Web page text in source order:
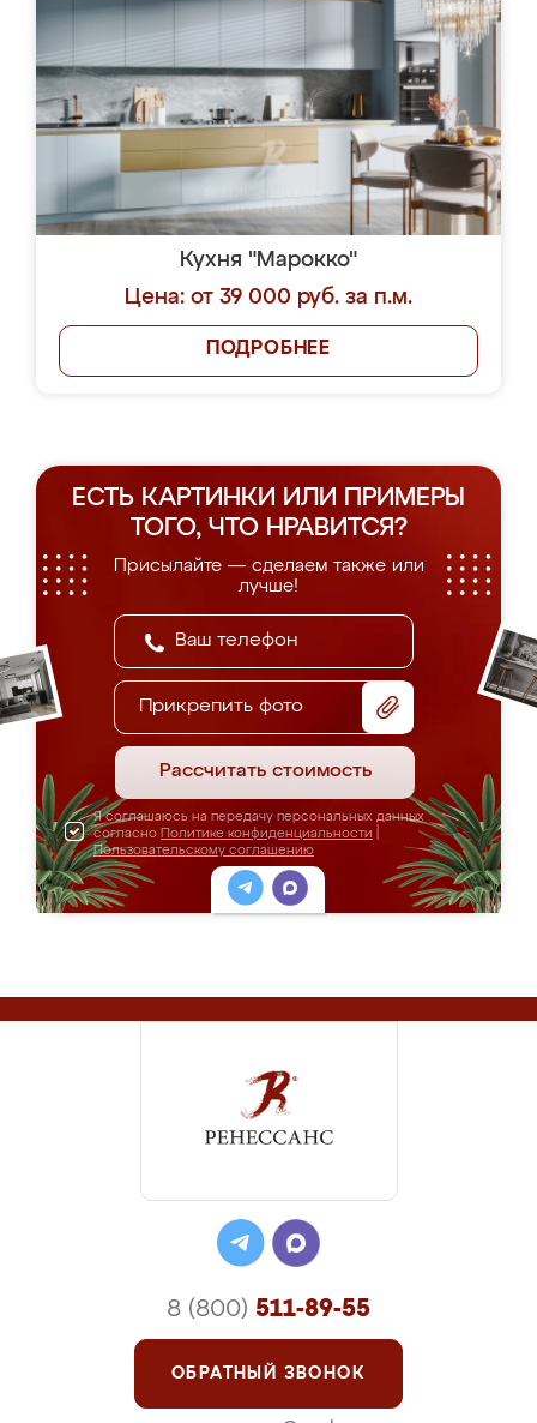
Кухня "Марокко"
Цена: от 39 000 руб. за п.м.
ПОДРОБНЕЕ
ЕСТЬ КАРТИНКИ ИЛИ ПРИМЕРЫ
ТОГО, ЧТО НРАВИТСЯ?
Присылайте — сделаем также или
лучше!
Прикрепить фото
Рассчитать стоимость
Я соглашаюсь на передачу персональных данных
согласно Политике конфиденциальности
Пользовательскому соглашению
8 (800) 511-89-55
ОБРАТНЫЙ ЗВОНОК